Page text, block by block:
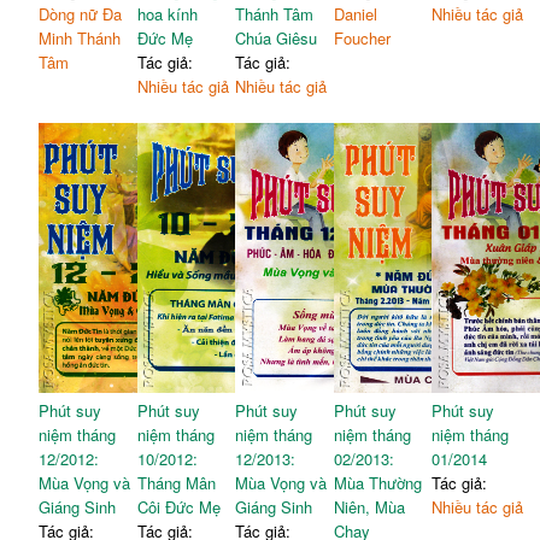
Dòng nữ Đa
Minh Thánh
Tâm
hoa kính
Đức Mẹ
Tác giả:
Nhiều tác giả
Thánh Tâm
Chúa Giêsu
Tác giả:
Nhiều tác giả
Daniel
Foucher
Nhiều tác giả
Phút suy
niệm tháng
12/2012:
Mùa Vọng và
Giáng Sinh
Tác giả:
Phút suy
niệm tháng
10/2012:
Tháng Mân
Côi Đức Mẹ
Tác giả:
Phút suy
niệm tháng
12/2013:
Mùa Vọng và
Giáng Sinh
Tác giả:
Phút suy
niệm tháng
02/2013:
Mùa Thường
Niên, Mùa
Chay
Phút suy
niệm tháng
01/2014
Tác giả:
Nhiều tác giả